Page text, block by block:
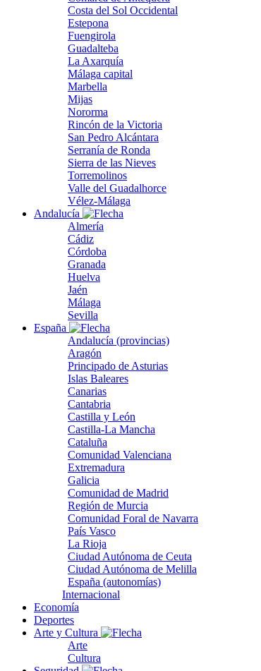
Costa del Sol Occidental
Estepona
Fuengirola
Guadalteba
La Axarquía
Málaga capital
Marbella
Mijas
Nororma
Rincón de la Victoria
San Pedro Alcántara
Serranía de Ronda
Sierra de las Nieves
Torremolinos
Valle del Guadalhorce
Vélez-Málaga
Andalucía
Almería
Cádiz
Córdoba
Granada
Huelva
Jaén
Málaga
Sevilla
España
Andalucía (provincias)
Aragón
Principado de Asturias
Islas Baleares
Canarias
Cantabria
Castilla y León
Castilla-La Mancha
Cataluña
Comunidad Valenciana
Extremadura
Galicia
Comunidad de Madrid
Región de Murcia
Comunidad Foral de Navarra
País Vasco
La Rioja
Ciudad Autónoma de Ceuta
Ciudad Autónoma de Melilla
España (autonomías)
Internacional
Economía
Deportes
Arte y Cultura
Arte
Cultura